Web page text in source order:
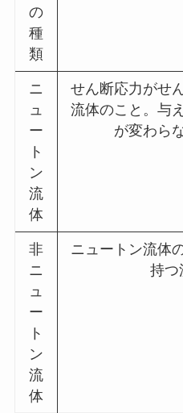
の
種
類
ニ
ュ
ー
ト
ン
流
体
せん断応力がせ
流体のこと。与
が変わら
非
ニ
ュ
ー
ト
ン
流
体
ニュートン流体
持つ